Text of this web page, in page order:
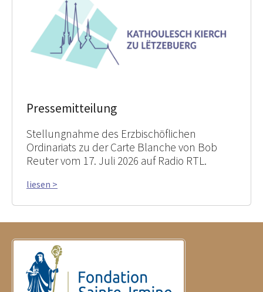
Pressemitteilung
Stellungnahme des Erzbischöflichen
Ordinariats zu der Carte Blanche von Bob
Reuter vom 17. Juli 2026 auf Radio RTL.
liesen >